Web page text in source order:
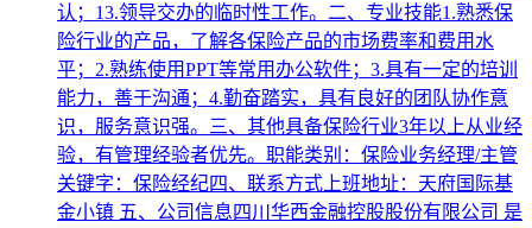
认；13.领导交办的临时性工作。二、专业技能1.熟悉保
险行业的产品，了解各保险产品的市场费率和费用水
平；2.熟练使用PPT等常用办公软件；3.具有一定的培训
能力，善于沟通；4.勤奋踏实，具有良好的团队协作意
识，服务意识强。三、其他具备保险行业3年以上从业经
验，有管理经验者优先。职能类别：保险业务经理/主管
关键字：保险经纪四、联系方式上班地址：天府国际基
金小镇 五、公司信息四川华西金融控股股份有限公司 是